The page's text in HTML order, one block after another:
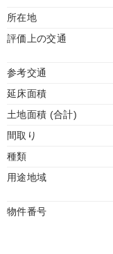
所在地
評価上の交通
参考交通
延床面積
土地面積 (合計)
間取り
種類
用途地域
物件番号